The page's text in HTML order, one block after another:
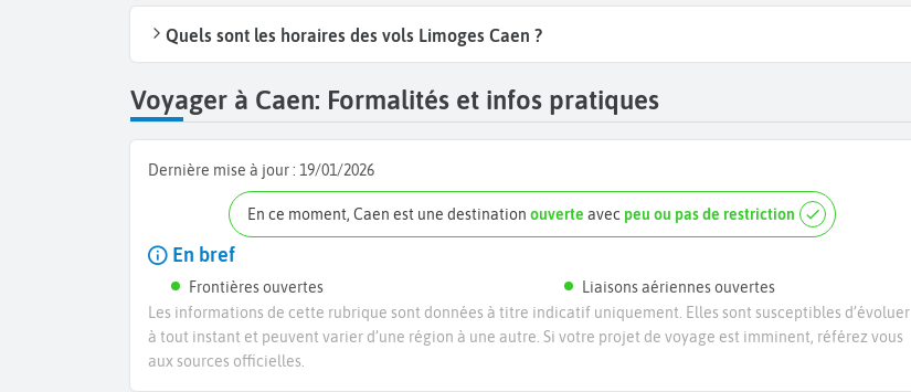
Quels sont les horaires des vols Limoges Caen ?
Voyager à Caen: Formalités et infos pratiques
Dernière mise à jour : 19/01/2026
En ce moment, Caen est une destination ouverte avec peu ou pas de restriction
En bref
Frontières ouvertes
Liaisons aériennes ouvertes
Les informations de cette rubrique sont données à titre indicatif uniquement. Elles sont susceptibles d’évoluer
à tout instant et peuvent varier d’une région à une autre. Si votre projet de voyage est imminent, référez vous
aux sources officielles.